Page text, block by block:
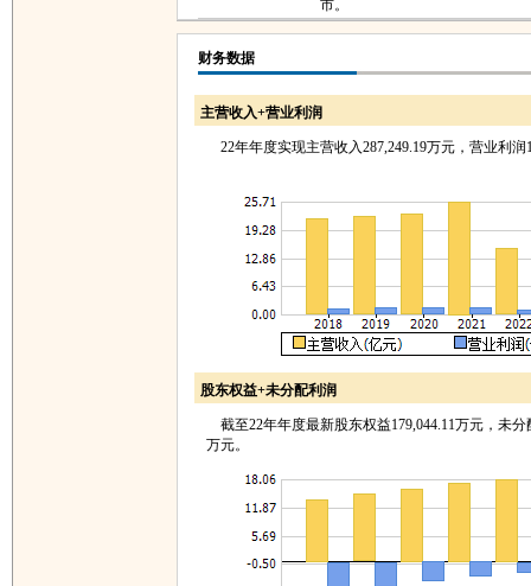
市。
财务数据
主营收入+营业利润
22年年度实现主营收入287,249.19万元，营业利润
股东权益+未分配利润
截至22年年度最新股东权益179,044.11万元，未分
万元。